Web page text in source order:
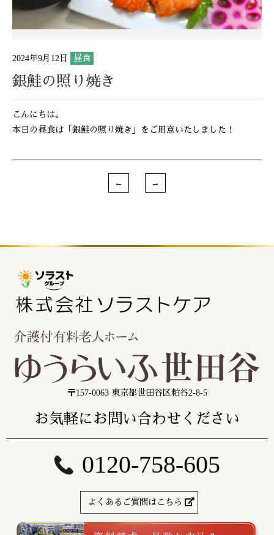
2024年9月12日 昼食
銀鮭の照り焼き
こんにちは。
本日の昼食は「銀鮭の照り焼き」をご用意いたしました！
〒157-0063 東京都世田谷区粕谷2-8-5
お気軽にお問い合わせください
0120-758-605
よくあるご質問はこちら